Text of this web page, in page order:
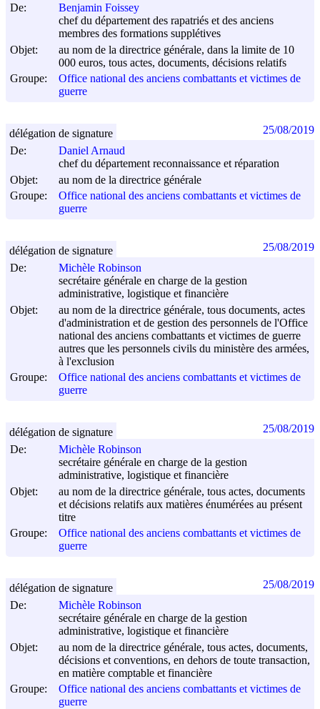
De:
Benjamin Foissey
chef du département des rapatriés et des anciens
membres des formations supplétives
Objet:
au nom de la directrice générale, dans la limite de 10
000 euros, tous actes, documents, décisions relatifs
Groupe:
Office national des anciens combattants et victimes de
guerre
De:
Daniel Arnaud
chef du département reconnaissance et réparation
Objet:
au nom de la directrice générale
Groupe:
Office national des anciens combattants et victimes de
guerre
délégation de signature 25/08/2019
De:
Michèle Robinson
secrétaire générale en charge de la gestion
administrative, logistique et financière
Objet:
au nom de la directrice générale, tous documents, actes
d'administration et de gestion des personnels de l'Office
national des anciens combattants et victimes de guerre
autres que les personnels civils du ministère des armées,
à l'exclusion
Groupe:
Office national des anciens combattants et victimes de
guerre
délégation de signature 25/08/2019
De:
Michèle Robinson
secrétaire générale en charge de la gestion
administrative, logistique et financière
Objet:
au nom de la directrice générale, tous actes, documents
et décisions relatifs aux matières énumérées au présent
titre
Groupe:
Office national des anciens combattants et victimes de
guerre
délégation de signature 25/08/2019
De:
Michèle Robinson
secrétaire générale en charge de la gestion
administrative, logistique et financière
Objet:
au nom de la directrice générale, tous actes, documents,
décisions et conventions, en dehors de toute transaction,
en matière comptable et financière
Groupe:
Office national des anciens combattants et victimes de
guerre
délégation de signature 25/08/2019